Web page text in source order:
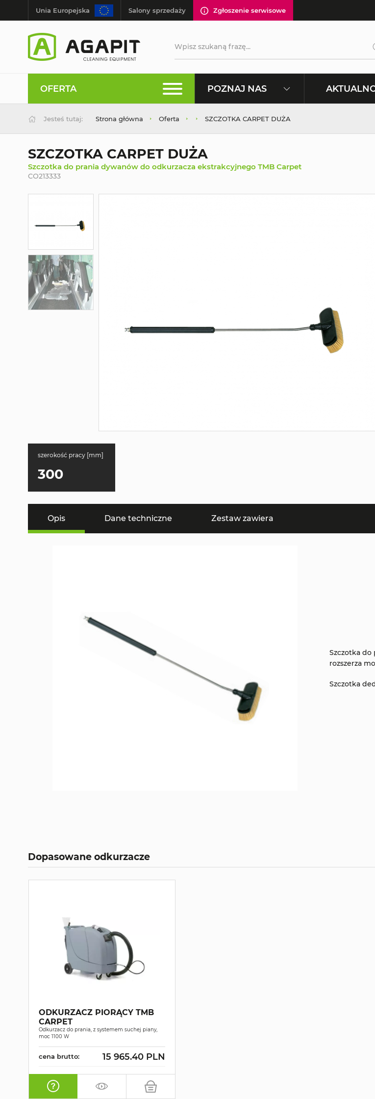
Unia Europejska Salony sprzedaży Zgłoszenie serwisowe
OFERTA POZNAJ NAS
Jesteś tutaj: Strona główna Oferta SZCZOTKA CARPET DUŻA
SZCZOTKA CARPET DUŻA
Szczotka do prania dywanów do odkurzacza ekstrakcyjnego TMB Carpet
CO213333
szerokość pracy [mm]
300
Opis Dane techniczne Zestaw zawiera
Szczotka
rozszerza
Szczotka
Dopasowane odkurzacze
ODKURZACZ PIORĄCY TMB
CARPET
Odkurzacz do prania, z systemem suchej piany,
moc 1100 W
cena brutto: 15 965.40 PLN